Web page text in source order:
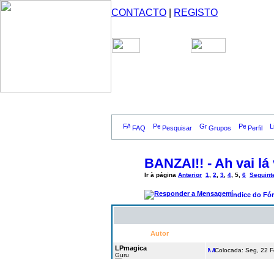
CONTACTO REGISTO
FAQ Pesquisar Grupos Perfil
BANZAI!! - Ah vai lá
Ir à página Anterior 1 2 3 4 5 6
Índice do
Autor
LPmagica
Guru
Colocada: Seg, 22